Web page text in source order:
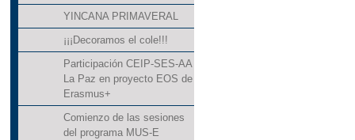
YINCANA PRIMAVERAL
¡¡¡Decoramos el cole!!!
Participación CEIP-SES-AA
La Paz en proyecto EOS de
Erasmus+
Comienzo de las sesiones
del programa MUS-E